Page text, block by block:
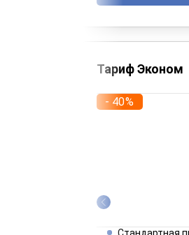
Тариф Эконом
- 40%